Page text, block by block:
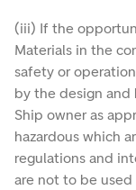
(iii) If the
Materials in the
safety or
by the design
Ship owner as
hazardous which
regulations and
are not to be